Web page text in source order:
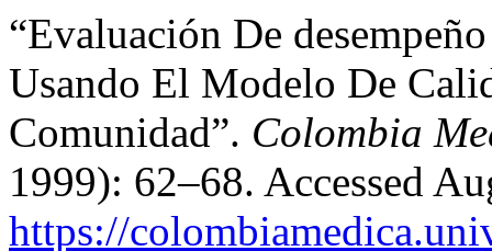
“Evaluación De
Usando El Modelo De
Comunidad”. Colombia
1999): 62–68. Accessed
https://